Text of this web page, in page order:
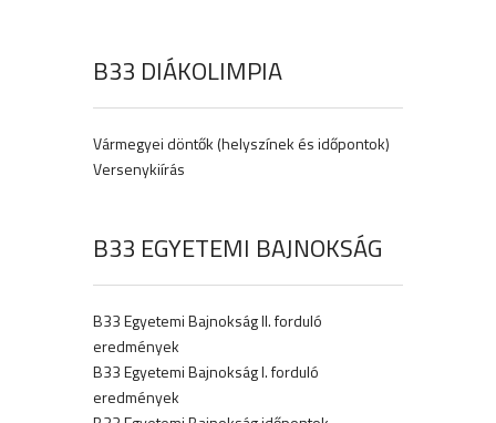
B33 DIÁKOLIMPIA
Vármegyei döntők (helyszínek és időpontok)
Versenykiírás
B33 EGYETEMI BAJNOKSÁG
B33 Egyetemi Bajnokság II. forduló
eredmények
B33 Egyetemi Bajnokság I. forduló
eredmények